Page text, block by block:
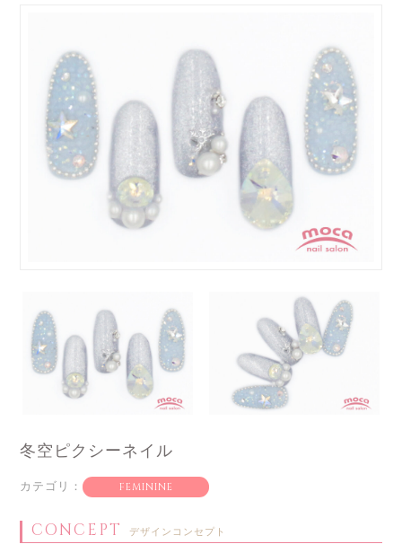
冬空ピクシーネイル
カテゴリ： FEMININE
CONCEPT デザインコンセプト